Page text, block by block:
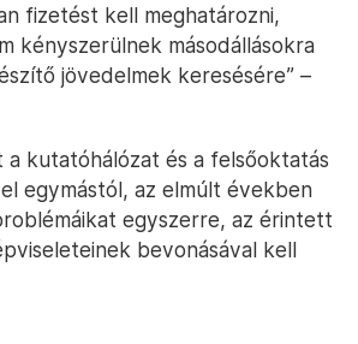
fizetést kell meghatározni,
kényszerülnek másodállásokra
jövedelmek keresésére” –
a kutatóhálózat és a felsőoktatás
egymástól, az elmúlt években
egyszerre, az érintett
bevonásával kell